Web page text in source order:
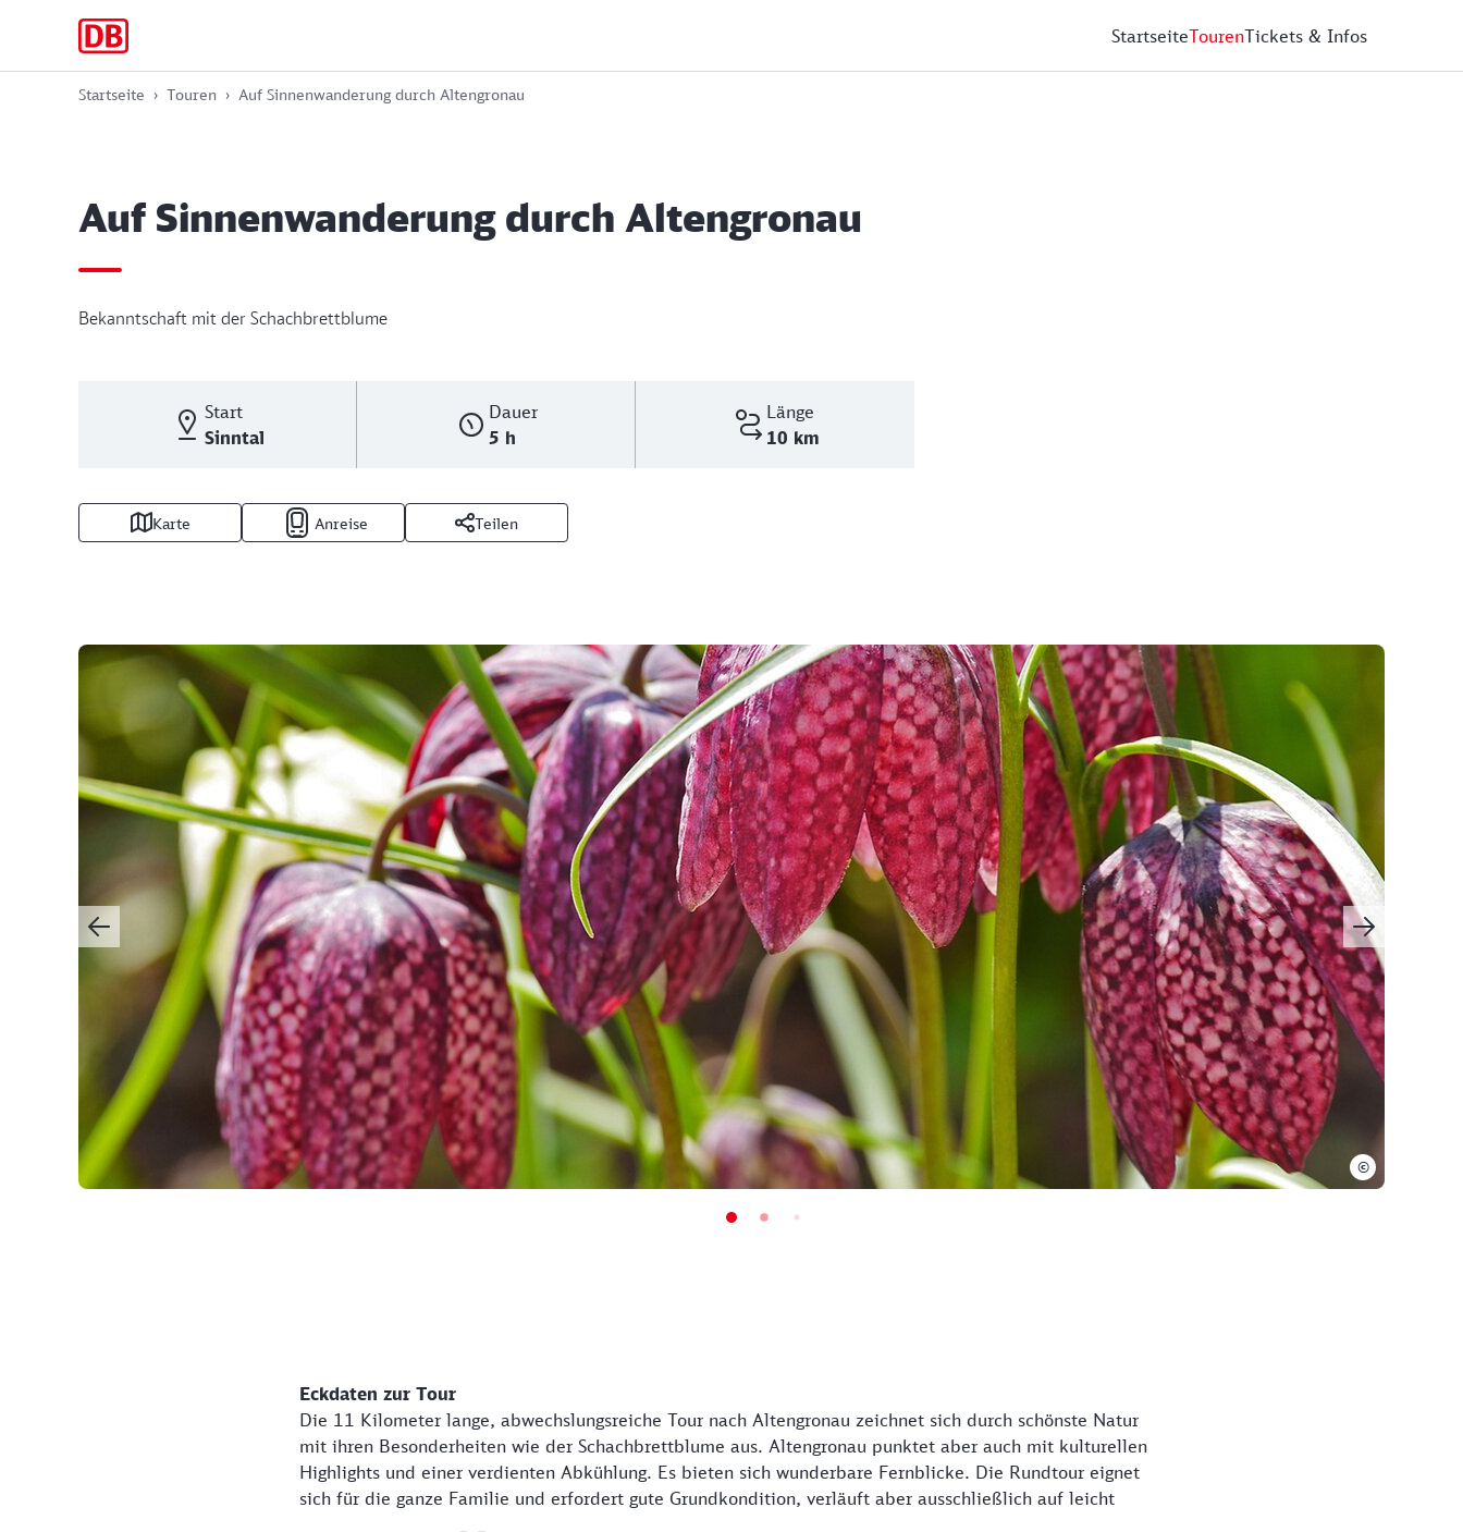
StartseiteTourenTickets & Infos
Startseite Touren Auf Sinnenwanderung durch Altengronau
Auf Sinnenwanderung durch Altengronau
Bekanntschaft mit der Schachbrettblume
Start
Sinntal
Dauer
5 h
Länge
10 km
Karte Anreise Teilen
©
Eckdaten zur Tour
Die 11 Kilometer lange, abwechslungsreiche Tour nach Altengronau zeichnet sich durch schönste Natur
mit ihren Besonderheiten wie der Schachbrettblume aus. Altengronau punktet aber auch mit kulturellen
Highlights und einer verdienten Abkühlung. Es bieten sich wunderbare Fernblicke. Die Rundtour eignet
sich für die ganze Familie und erfordert gute Grundkondition, verläuft aber ausschließlich auf leicht